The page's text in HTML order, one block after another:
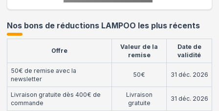
Nos bons de réductions LAMPOO les plus récents
Offre
Valeur de la
remise
Date de
validité
50€ de remise avec la
newsletter
50€ 31 déc. 2026
Livraison gratuite dès 400€ de
commande
Livraison
gratuite
31 déc. 2026